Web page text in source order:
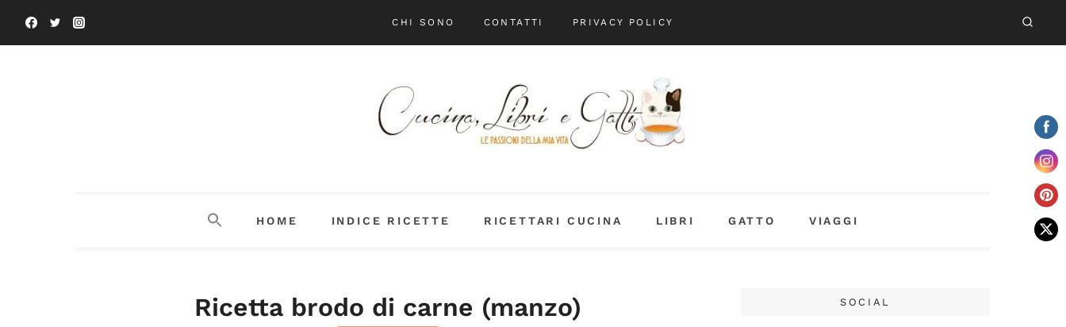
CHI SONO CONTATTI PRIVACY POLICY
HOME INDICE RICETTE RICETTARI CUCINA LIBRI GATTO VIAGGI
Ricetta brodo di carne (manzo) SOCIAL